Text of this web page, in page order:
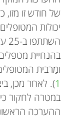
של חודש זו
יכולות
בהנחיית
ומַרבית
1). לאחר מכן,
במטרה לחקור
ההערכה